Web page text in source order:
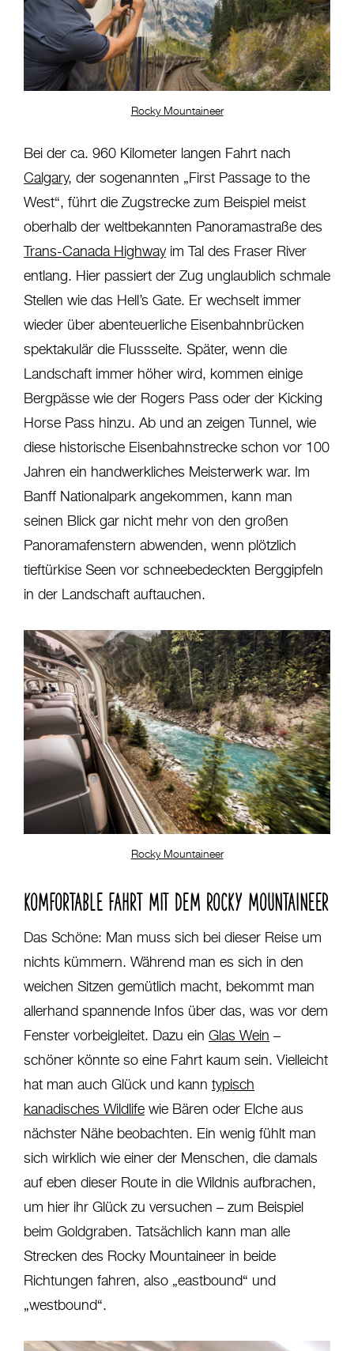
Rocky Mountaineer
Bei der ca. 960 Kilometer langen Fahrt nach
Calgary, der sogenannten „First Passage to the
West“, führt die Zugstrecke zum Beispiel meist
oberhalb der weltbekannten Panoramastraße des
Trans-Canada Highwayim Tal des Fraser River
entlang. Hier passiert der Zug unglaublich schmale
Stellen wie das Hell’s Gate. Er wechselt immer
wieder über abenteuerliche Eisenbahnbrücken
spektakulär die Flussseite. Später, wenn die
Landschaft immer höher wird, kommen einige
Bergpässe wie der Rogers Pass oder der Kicking
Horse Pass hinzu. Ab und an zeigen Tunnel, wie
diese historische Eisenbahnstrecke schon vor 100
Jahren ein handwerkliches Meisterwerk war. Im
Banff Nationalpark angekommen, kann man
seinen Blick gar nicht mehr von den großen
Panoramafenstern abwenden, wenn plötzlich
tieftürkise Seen vor schneebedeckten Berggipfeln
in der Landschaft auftauchen.
Rocky Mountaineer
KOMFORTABLE FAHRT MIT DEM ROCKY MOUNTAINEER
Das Schöne: Man muss sich bei dieser Reise um
nichts kümmern. Während man es sich in den
weichen Sitzen gemütlich macht, bekommt man
allerhand spannende Infos über das, was vor dem
Fenster vorbeigleitet. Dazu ein Glas Wein –
schöner könnte so eine Fahrt kaum sein. Vielleicht
hat man auch Glück und kann typisch
kanadisches Wildlife wie Bären oder Elche aus
nächster Nähe beobachten. Ein wenig fühlt man
sich wirklich wie einer der Menschen, die damals
auf eben dieser Route in die Wildnis aufbrachen,
um hier ihr Glück zu versuchen – zum Beispiel
beim Goldgraben. Tatsächlich kann man alle
Strecken des Rocky Mountaineer in beide
Richtungen fahren, also „eastbound“ und
„westbound“.